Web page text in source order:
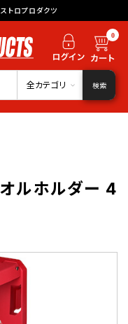
トロプロダクツ
0
全カテゴリ 検索
ルホルダー 4